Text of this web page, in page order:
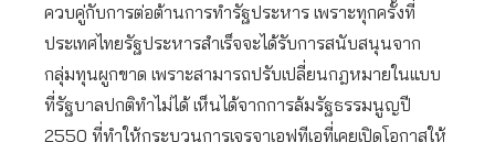
ควบคู่กับการต่อต้านการทำรัฐประหาร เพราะทุกครั้งที่
ประเทศไทยรัฐประหารสำเร็จจะได้รับการสนับสนุนจาก
กลุ่มทุนผูกขาด เพราะสามารถปรับเปลี่ยนกฎหมายในแบบ
ที่รัฐบาลปกติทำไม่ได้ เห็นได้จากการล้มรัฐธรรมนูญปี
2550 ที่ทำให้กระบวนการเจรจาเอฟทีเอที่เคยเปิดโอกาสให้